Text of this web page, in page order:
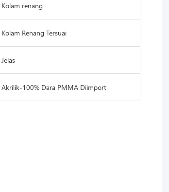
Kolam renang
Kolam Renang Tersuai
Jelas
Akrilik-100% Dara PMMA Diimport